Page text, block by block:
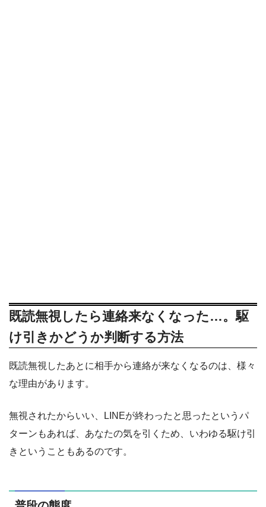
既読無視したら連絡来なくなった…。駆
け引きかどうか判断する方法
既読無視したあとに相手から連絡が来なくなるのは、様々
な理由があります。
無視されたからいい、LINEが終わったと思ったというパ
ターンもあれば、あなたの気を引くため、いわゆる駆け引
きということもあるのです。